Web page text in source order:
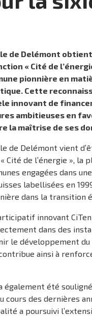
de Delémont
« Cité de
pionnière en
Cette
innovant de
ambitieuses en
la maîtrise de ses
de Delémont vient
Cité de l’énergie », la
engagées dans
labellisées en
dans la transition
innovant
dans des
le développement
ainsi à
été
des dernières
a poursuivi